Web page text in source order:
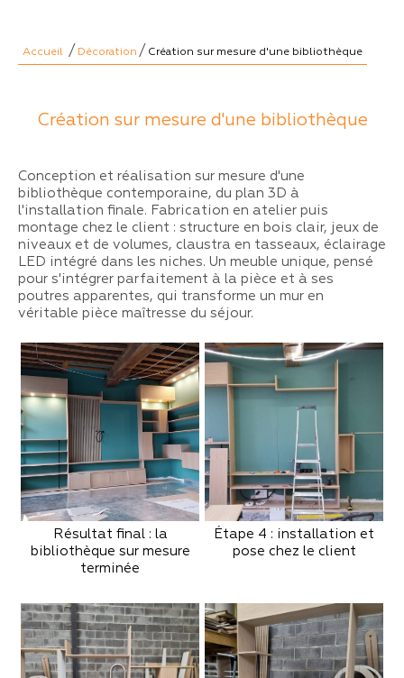
Accueil / Décoration / Création sur mesure d'une bibliothèque
Création sur mesure d'une bibliothèque
Conception et réalisation sur mesure d'une
bibliothèque contemporaine, du plan 3D à
l'installation finale. Fabrication en atelier puis
montage chez le client : structure en bois clair, jeux de
niveaux et de volumes, claustra en tasseaux, éclairage
LED intégré dans les niches. Un meuble unique, pensé
pour s'intégrer parfaitement à la pièce et à ses
poutres apparentes, qui transforme un mur en
véritable pièce maîtresse du séjour.
Résultat final : la
bibliothèque sur mesure
terminée
Étape 4 : installation et
pose chez le client